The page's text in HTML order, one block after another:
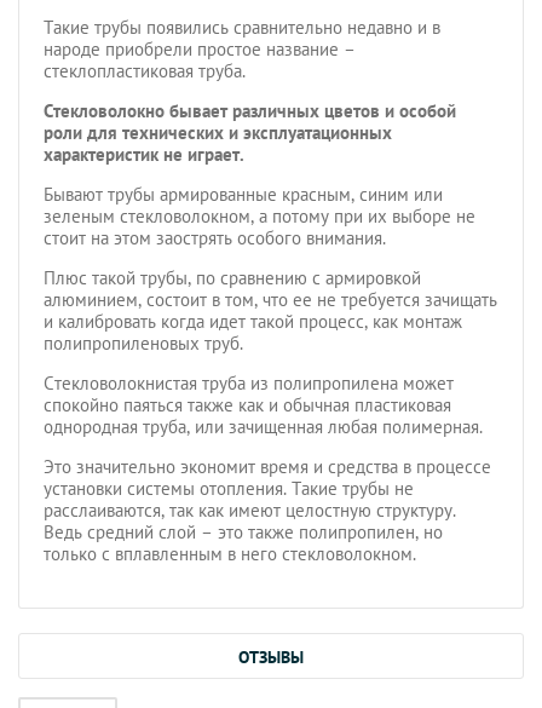
Такие трубы появились сравнительно недавно и в
народе приобрели простое название –
стеклопластиковая труба.
Стекловолокно бывает различных цветов и особой
роли для технических и эксплуатационных
характеристик не играет.
Бывают трубы армированные красным, синим или
зеленым стекловолокном, а потому при их выборе не
стоит на этом заострять особого внимания.
Плюс такой трубы, по сравнению с армировкой
алюминием, состоит в том, что ее не требуется зачищать
и калибровать когда идет такой процесс, как монтаж
полипропиленовых труб.
Стекловолокнистая труба из полипропилена может
спокойно паяться также как и обычная пластиковая
однородная труба, или зачищенная любая полимерная.
Это значительно экономит время и средства в процессе
установки системы отопления. Такие трубы не
расслаиваются, так как имеют целостную структуру.
Ведь средний слой – это также полипропилен, но
только с вплавленным в него стекловолокном.
ОТЗЫВЫ